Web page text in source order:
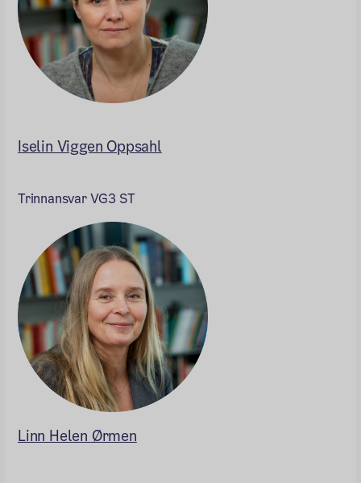
Iselin Viggen Oppsahl
Trinnansvar VG3 ST
Linn Helen Ørmen